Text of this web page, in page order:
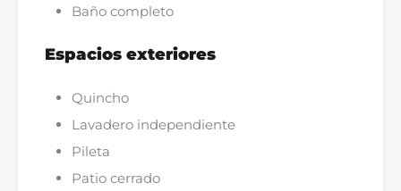
Baño completo
Espacios exteriores
Quincho
Lavadero independiente
Pileta
Patio cerrado